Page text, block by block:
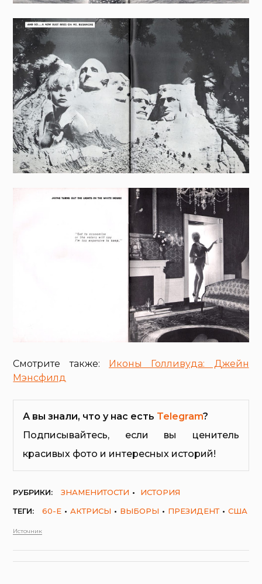
Смотрите также:
Иконы Голливуда: Джейн
Мэнсфилд
А вы знали, что у нас есть Telegram?
Подписывайтесь, если вы ценитель
красивых фото и интересных историй!
РУБРИКИ: ЗНАМЕНИТОСТИ
ИСТОРИЯ
ТЕГИ:
60-Е АКТРИСЫ ВЫБОРЫ ПРЕЗИДЕНТ США
Источник